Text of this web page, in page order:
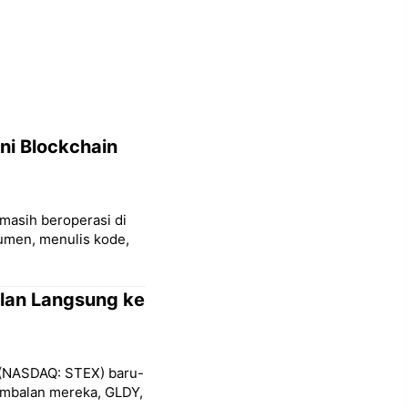
Blockchain
beroperasi di
menulis kode,
Langsung ke
STEX) baru-
mereka, GLDY,